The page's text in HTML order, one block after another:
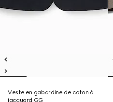
Veste en gabardine de coton à
jacquard GG